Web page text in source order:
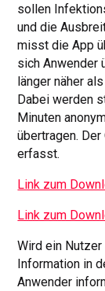
sollen
und die
misst die App
sich Anwender
länger näher
Dabei werden
Minuten
übertragen.
erfasst.
Link zum
Link zum
Wird ein
Information in
Anwender